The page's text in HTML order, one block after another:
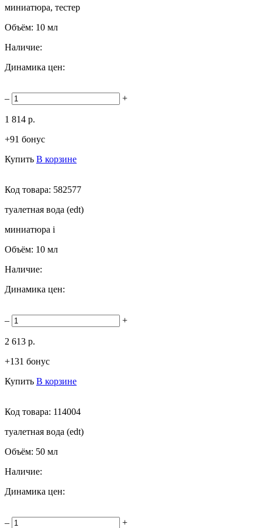
миниатюра, тестер
Объём: 10 мл
Наличие:
Динамика цен:
– +
1 814 р.
+91 бонус
Купить В корзине
Код товара: 582577
туалетная вода (edt)
миниатюра i
Объём: 10 мл
Наличие:
Динамика цен:
– +
2 613 р.
+131 бонус
Купить В корзине
Код товара: 114004
туалетная вода (edt)
Объём: 50 мл
Наличие:
Динамика цен:
– +